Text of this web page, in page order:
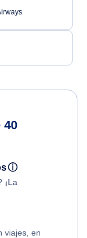
40
ⓘ
¡La
viajes, en